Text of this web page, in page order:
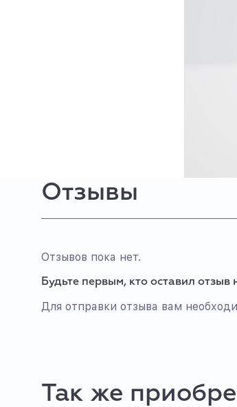
Отзывы
Отзывов пока нет.
Будьте первым, кто оставил отзыв
Для отправки отзыва вам
Так же